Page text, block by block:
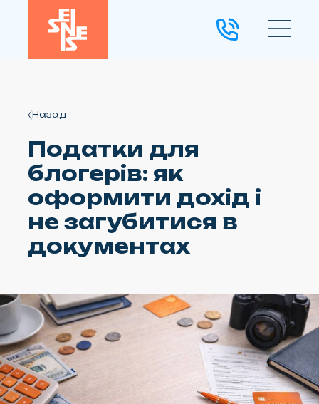
Назад
Податки для
блогерів: як
оформити дохід і
не загубитися в
документах